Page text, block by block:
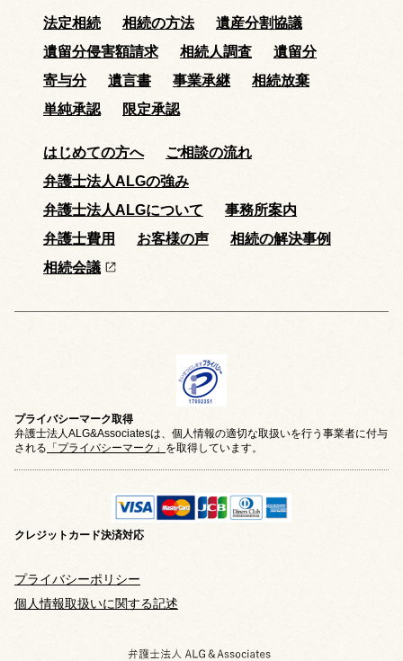
法定相続 相続の方法
遺産分割協議
遺留分侵害額請求
相続人調査
遺留分
寄与分
遺言書 事業承継
相続放棄
単純承認
限定承認
はじめての方へ
ご相談の流れ
弁護士法人ALGの強み
弁護士法人ALGについて
事務所案内
弁護士費用
お客様の声
相続の解決事例
相続会議
プライバシーマーク取得
弁護士法人ALG&Associatesは、個人情報の適切な取扱いを行う事業者に付与
される 「プライバシーマーク」 を取得しています。
クレジットカード決済対応
プライバシーポリシー
個人情報取扱いに関する記述